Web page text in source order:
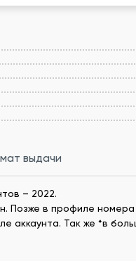
выдачи
– 2022.
Позже в профиле
аккаунта. Так же *в